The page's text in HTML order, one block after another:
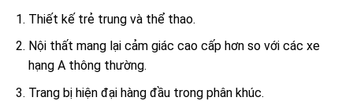
Thiết kế trẻ trung và thể thao.
Nội thất mang lại cảm giác cao cấp hơn so với các xe
hạng A thông thường.
Trang bị hiện đại hàng đầu trong phân khúc.